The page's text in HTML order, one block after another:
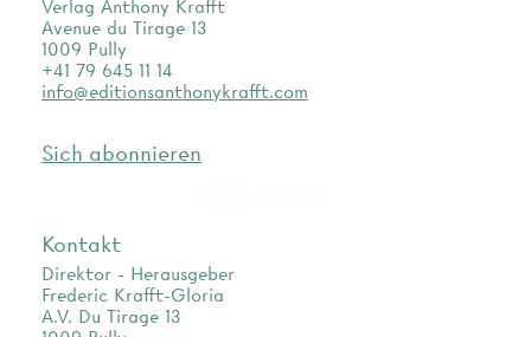
Verlag Anthony Krafft
Avenue du Tirage 13
1009 Pully
+41 79 645 11 14
info@editionsanthonykrafft.com
Sich abonnieren
Kontakt
Direktor - Herausgeber
Frederic Krafft-Gloria
A.V. Du Tirage 13